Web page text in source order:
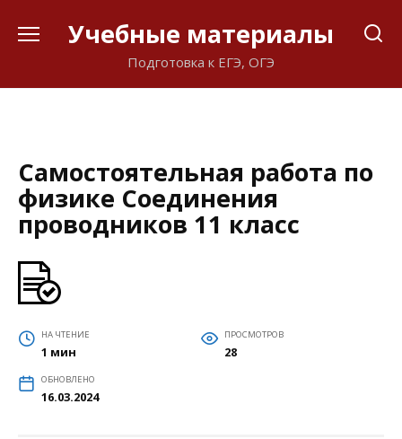
Учебные материалы
Подготовка к ЕГЭ, ОГЭ
Самостоятельная работа по
физике Соединения
проводников 11 класс
НА ЧТЕНИЕ
1 мин
ПРОСМОТРОВ
28
ОБНОВЛЕНО
16.03.2024